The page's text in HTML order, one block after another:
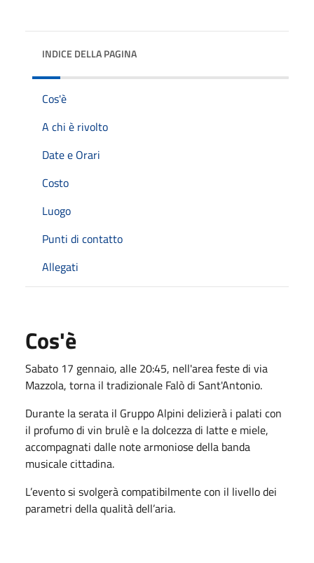
INDICE DELLA PAGINA
Cos'è
A chi è rivolto
Date e Orari
Costo
Luogo
Punti di contatto
Allegati
Cos'è
Sabato 17 gennaio, alle 20:45, nell'area feste di via
Mazzola, torna il tradizionale Falò di Sant'Antonio.
Durante la serata il Gruppo Alpini delizierà i palati con
il profumo di vin brulè e la dolcezza di latte e miele,
accompagnati dalle note armoniose della banda
musicale cittadina.
L’evento si svolgerà compatibilmente con il livello dei
parametri della qualità dell’aria.